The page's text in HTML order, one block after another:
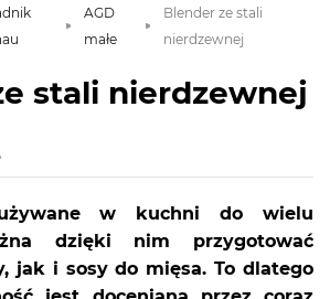
AGD
małe
Blender ze stali
nierdzewnej
stali nierdzewnej
w kuchni do wielu
dzięki nim przygotować
jak i sosy do mięsa. To dlatego